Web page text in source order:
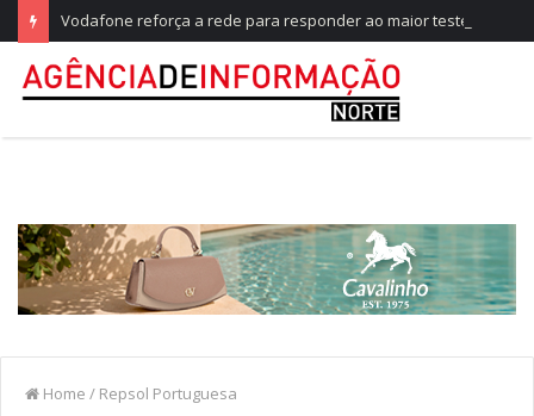
Home / Repsol Portuguesa